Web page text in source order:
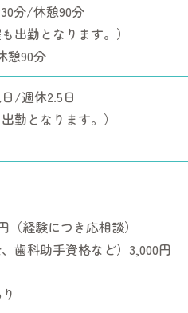
分/休憩90分
出勤となります。）
憩90分
/週休2.5日
勤となります。）
（経験につき応相談）
歯科助手資格など）3,000円